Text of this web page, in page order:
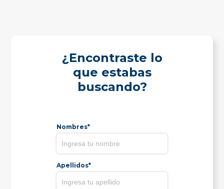
¿Encontraste lo
que estabas
buscando?
Nombres*
Apellidos*